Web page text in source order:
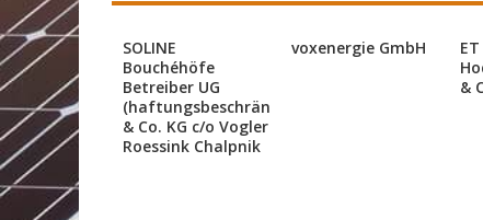
SOLINE
Bouchéhöfe
Betreiber UG
(haftungsbeschränkt)
& Co. KG c/o Vogler
Roessink Chalpnik
voxenergie GmbH
&